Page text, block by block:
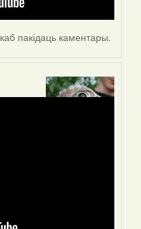
каб пакідаць каментары.